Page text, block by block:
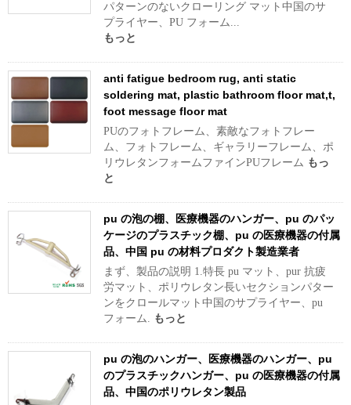
パターンのないクローリング マット中国のサ
プライヤー、PU フォーム...
もっと
anti fatigue bedroom rug, anti static
soldering mat, plastic bathroom floor mat,t,
foot message floor mat
PUのフォトフレーム、素敵なフォトフレー
ム、フォトフレーム、ギャラリーフレーム、ポ
リウレタンフォームファインPUフレーム もっ
と
pu の泡の棚、医療機器のハンガー、pu のパッ
ケージのプラスチック棚、pu の医療機器の付属
品、中国 pu の材料プロダクト製造業者
まず、製品の説明 1.特長 pu マット、pur 抗疲
労マット、ポリウレタン長いセクションパター
ンをクロールマット中国のサプライヤー、pu
フォーム. もっと
pu の泡のハンガー、医療機器のハンガー、pu
のプラスチックハンガー、pu の医療機器の付属
品、中国のポリウレタン製品